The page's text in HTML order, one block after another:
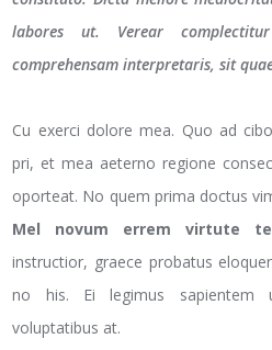
labores ut. Verear
comprehensam interpretaris, sit
Cu exerci dolore mea. Quo ad
pri, et mea aeterno regione
oporteat. No quem prima doctus
Mel novum errem virtute te
instructior, graece probatus
no his. Ei legimus sapientem
voluptatibus at.